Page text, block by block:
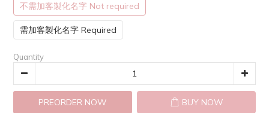
不需加客製化名字 Not required
需加客製化名字 Required
Quantity
PREORDER NOW BUY NOW